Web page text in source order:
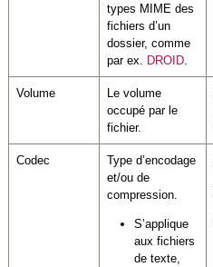
types MIME des
fichiers d’un
dossier, comme
par ex. DROID.
Volume
Le volume
occupé par le
fichier.
Codec
Type d’encodage
et/ou de
compression.
S’applique
aux fichiers
de texte,